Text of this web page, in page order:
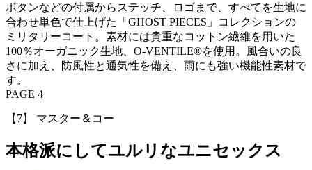
ボタンなどの付属からステッチ、ロゴまで、すべてを生地に
合わせ単色で仕上げた「GHOST PIECES」コレクションの
ミリタリーコート。素材には貴重なコットン繊維を用いた
100％オーガニック生地、O-VENTILE®を使用。風合いの良
さに加え、防風性と通気性を備え、雨にも強い機能性素材で
す。
PAGE 4
【7】 マスター＆コー
本格派にしてユルリなユニセックス